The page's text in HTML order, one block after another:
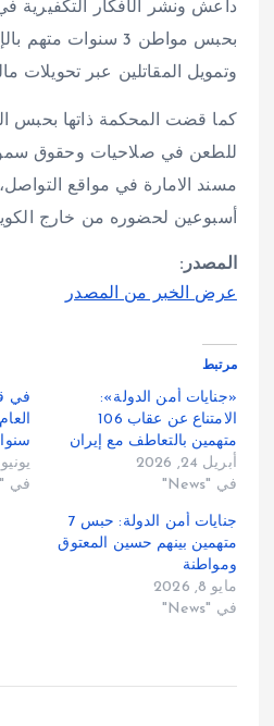
داعش ونشر الأفكار التكفيرية
بحبس مواطن 3 سنوات
وتمويل المقاتلين عبر تحويلات
للطعن في صلاحيات وحقوق سمو
مسند الامارة في مواقع
أسبوعين لحضوره من خارج
المصدر:
عرض الخبر من المصدر
مرتبط
«جنايات أمن الدولة»:
الامتناع عن عقاب 106
متهمين بالتعاطف مع إيران
أبريل 24, 2026
في "News"
في
يونيو 23, 2026
في "News"
جنايات أمن الدولة: حبس 7
متهمين بينهم حسين المعتوق
ومواطنة
مايو 8, 2026
في "News"